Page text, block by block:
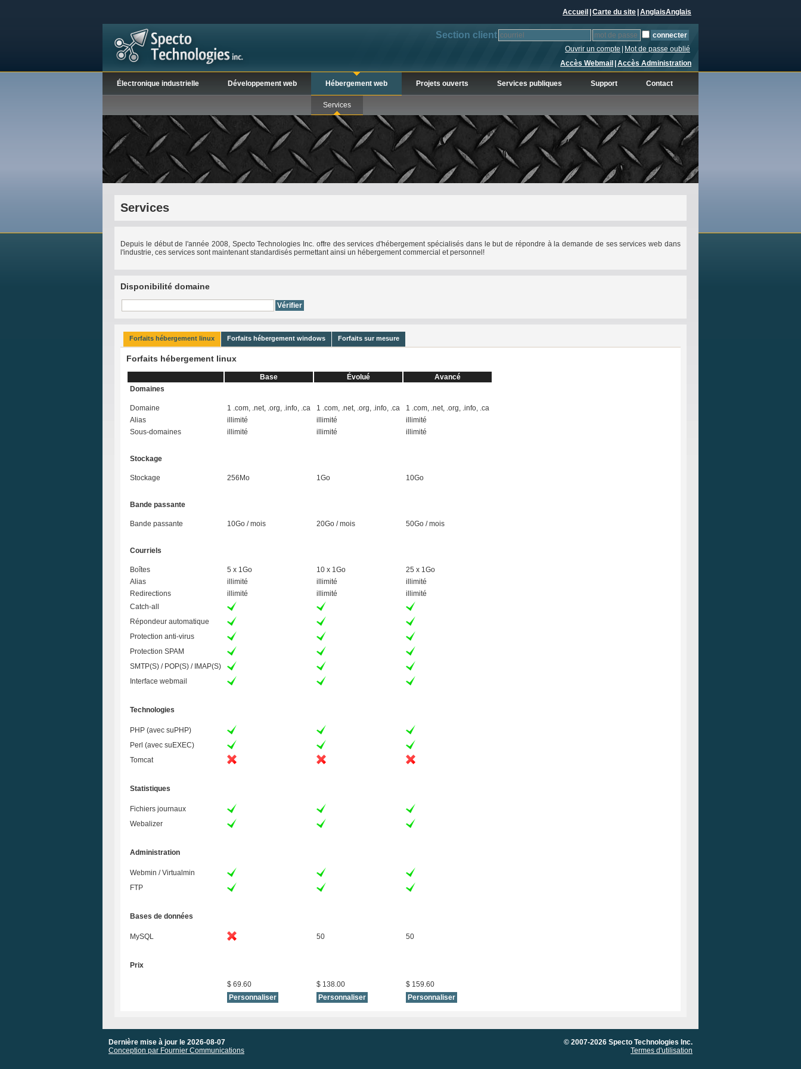
Accueil Carte du site AnglaisAnglais
Section client
Ouvrir un compte
Mot de passe oublié
Accès Webmail
Accès Administration
Électronique industrielle Développement web Hébergement web
Services
Projets ouverts Services publiques Support Contact
Services
Depuis le début de l'année 2008, Specto Technologies Inc. offre des services d'hébergement spécialisés dans le but de répondre à la demande de ses services web dans
l'industrie, ces services sont maintenant standardisés permettant ainsi un hébergement commercial et personnel!
Disponibilité domaine
Forfaits hébergement linux Forfaits hébergement windows Forfaits sur mesure
Forfaits hébergement linux
Base Évolué
Avancé
Domaines
Domaine 1 .com, .net, .org, .info, .ca 1 .com, .net, .org, .info, .ca
1 .com, .net, .org, .info, .ca
Alias
illimité illimité
illimité
Sous-domaines
illimité illimité illimité
Stockage
Stockage 256Mo 1Go 10Go
Bande passante
Bande passante 10Go / mois 20Go / mois 50Go / mois
Courriels
Boîtes 5 x 1Go 10 x 1Go
25 x 1Go
Alias
illimité illimité
illimité
Redirections
illimité illimité
illimité
Catch-all
Répondeur automatique
Protection anti-virus
Protection SPAM
SMTP(S) / POP(S) / IMAP(S)
Interface webmail
Technologies
PHP (avec suPHP)
Perl (avec suEXEC)
Tomcat
Statistiques
Fichiers journaux
Webalizer
Administration
Webmin / Virtualmin
FTP
Bases de données
MySQL 50 50
Prix
$ 69.60 $ 138.00 $ 159.60
Dernière mise à jour le 2026-08-07
Conception par Fournier Communications
© 2007-2026 Specto Technologies Inc.
Termes d'utilisation